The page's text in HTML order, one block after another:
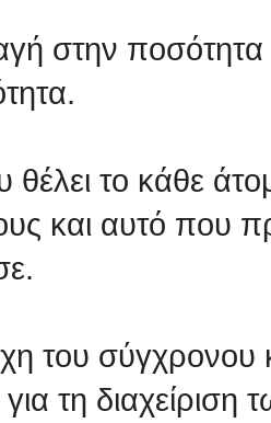
στην ποσότητα
θέλει το κάθε
και αυτό που
του σύγχρονου
τη